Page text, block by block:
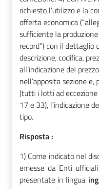
richiesto l’utilizzo e la
offerta economica
sufficiente la
record”) con il dettaglio
descrizione, codifica,
all’indicazione del
nell’apposita sezione
(tutti i lotti ad
17 e 33), l’indicazione
tipo.
Risposta :
1) Come indicato nel
emesse da Enti
presentate in lingua